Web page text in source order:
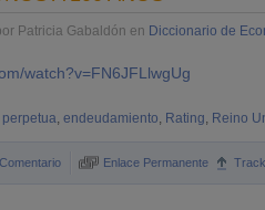
Patricia Gabaldón en Diccionario de
watch?v=FN6JFLlwgUg
, endeudamiento, Rating, Reino
Comentario Enlace Permanente